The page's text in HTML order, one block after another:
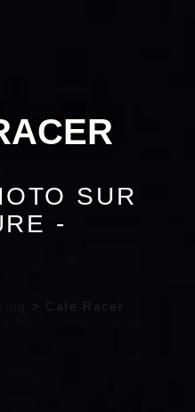
SUR
-
> Café Racer